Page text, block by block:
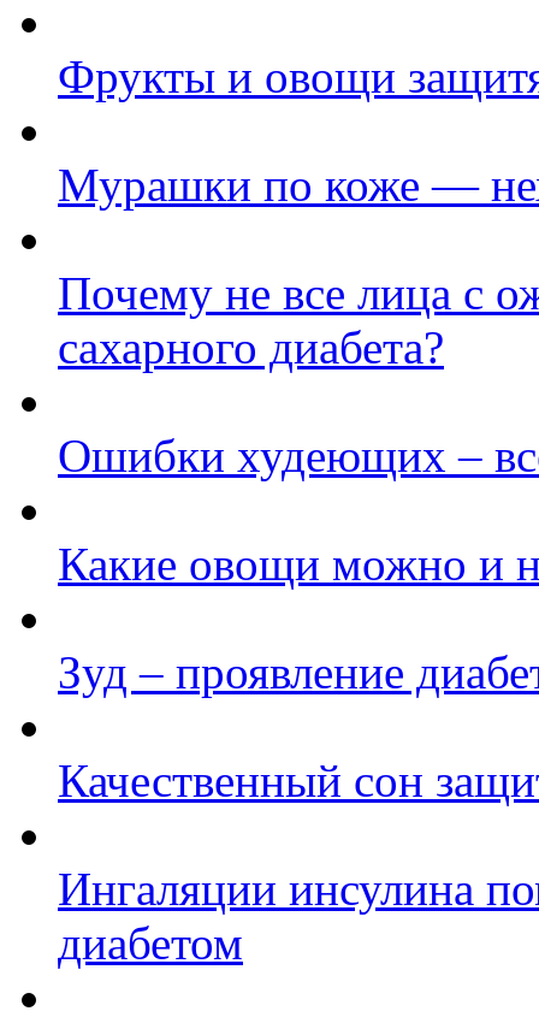
Фрукты и овощи
Мурашки по коже —
Почему не все лица с
сахарного диабета?
Ошибки худеющих –
Какие овощи можно и
Зуд – проявление
Качественный сон
Ингаляции инсулина
диабетом